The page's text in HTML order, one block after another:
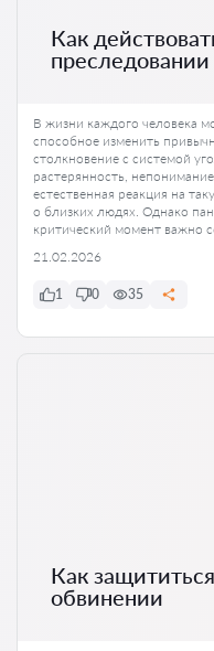
Как
преследовании
В жизни каждого человека
способное изменить
столкновение с системой
растерянность,
естественная реакция на
о близких людях. Однако
критический момент важно
21.02.2026
1 0 35
Как
обвинении